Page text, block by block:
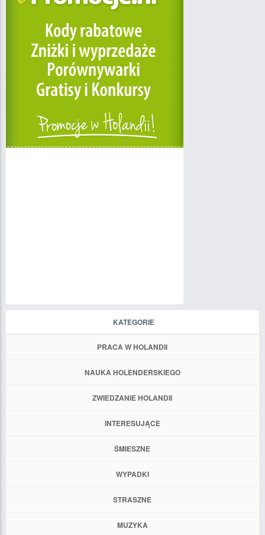
KATEGORIE
PRACA W HOLANDII
NAUKA HOLENDERSKIEGO
ZWIEDZANIE HOLANDII
INTERESUJĄCE
ŚMIESZNE
WYPADKI
STRASZNE
MUZYKA